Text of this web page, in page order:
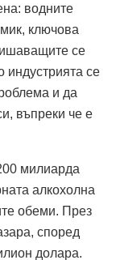
водните
ключова
се
се
и да
въпреки че е
милиарда
алкохолна
обеми. През
според
долара.